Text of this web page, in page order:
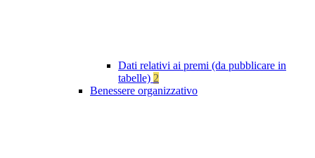
Dati relativi ai premi (da pubblicare in
tabelle) 2
Benessere organizzativo